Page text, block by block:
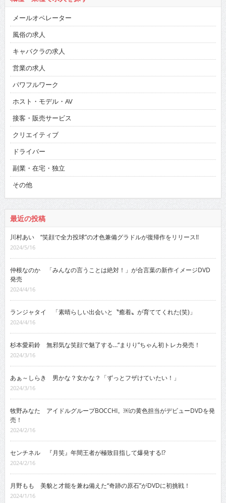
メールオペレーター
風俗の求人
キャバクラの求人
営業の求人
パワフルワーク
ホスト・モデル・AV
接客・販売サービス
クリエイティブ
ドライバー
副業・在宅・独立
その他
最近の投稿
川村あい “笑顔で全力投球”の才色兼備グラドルが復帰作をリリース!!
2024/5/16
仲根なのか 「みんなの言うことは絶対！」が合言葉の新作イメージDVD
発売
2024/4/16
ランジャタイ 「素晴らしい出会いと〝癒着〟が育ててくれた(笑)」
2024/4/16
杉本愛莉鈴 無邪気な笑顔で魅了する…“まりり”ちゃん初トレカ発売！
2024/3/16
あぁ～しらき 男かな？女かな？「ずっとフザけていたい！」
2024/3/16
牧野みなた アイドルグループBOCCHI。￼の黄色担当がデビューDVDを発
売！
2024/2/16
センチネル 『月笑』年間王者が極致目指して爆発する!?
2024/2/16
月野もも 美貌と才能を兼ね備えた“奇跡の原石”がDVDに初挑戦！
2024/1/16